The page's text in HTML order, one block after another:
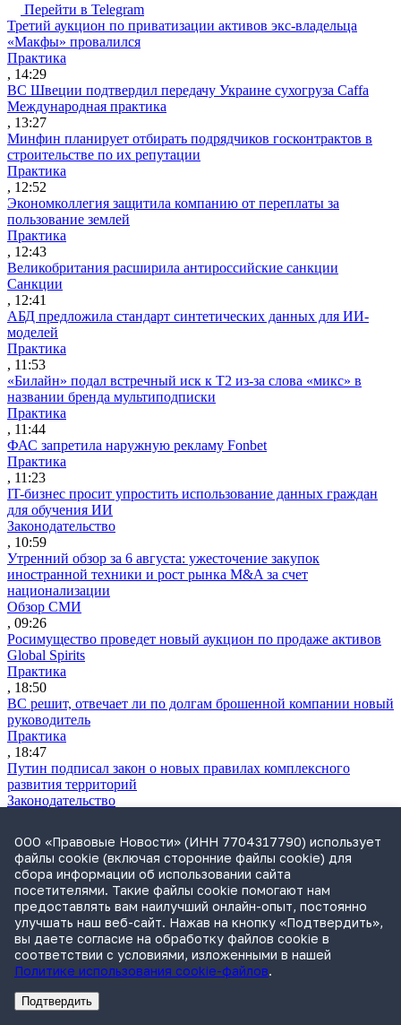
Перейти в Telegram
Третий аукцион по приватизации активов экс-владельца
«Макфы» провалился
Практика
, 14:29
ВС Швеции подтвердил передачу Украине сухогруза Caffa
Международная практика
, 13:27
Минфин планирует отбирать подрядчиков госконтрактов в
строительстве по их репутации
Практика
, 12:52
Экономколлегия защитила компанию от переплаты за
пользование землей
Практика
, 12:43
Великобритания расширила антироссийские санкции
Санкции
, 12:41
АБД предложила стандарт синтетических данных для ИИ-
моделей
Практика
, 11:53
«Билайн» подал встречный иск к Т2 из-за слова «микс» в
названии бренда мультиподписки
Практика
, 11:44
ФАС запретила наружную рекламу Fonbet
Практика
, 11:23
IT-бизнес просит упростить использование данных граждан
для обучения ИИ
Законодательство
, 10:59
Утренний обзор за 6 августа: ужесточение закупок
иностранной техники и рост рынка M&A за счет
национализации
Обзор СМИ
, 09:26
Росимущество проведет новый аукцион по продаже активов
Global Spirits
Практика
, 18:50
ВС решит, отвечает ли по долгам брошенной компании новый
руководитель
Практика
, 18:47
Путин подписал закон о новых правилах комплексного
развития территорий
Законодательство
Практика
, 17:11
Сбербанк планирует банкротить «Евротранс»
Практика
, 16:53
Суд пересмотрит дело о выдаче исполнительного листа на
решение МКАС
Практика
, 16:05
Суд ЕС истолкует санкционные нормы о разблокировке
активовРекламаАдвокатское бюро Санкт-Петербурга «Вертикаль» ИНН 7841290773
ООО «Правовые Новости» (ИНН 7704317790) использует
файлы cookie (включая сторонние файлы cookie) для
сбора информации об использовании сайта
посетителями. Такие файлы cookie помогают нам
предоставлять вам наилучший онлайн-опыт, постоянно
улучшать наш веб-сайт. Нажав на кнопку «Подтвердить»,
вы даете согласие на обработку файлов cookie в
соответствии с условиями, изложенными в нашей
Политике использования cookie-файлов.
Подтвердить